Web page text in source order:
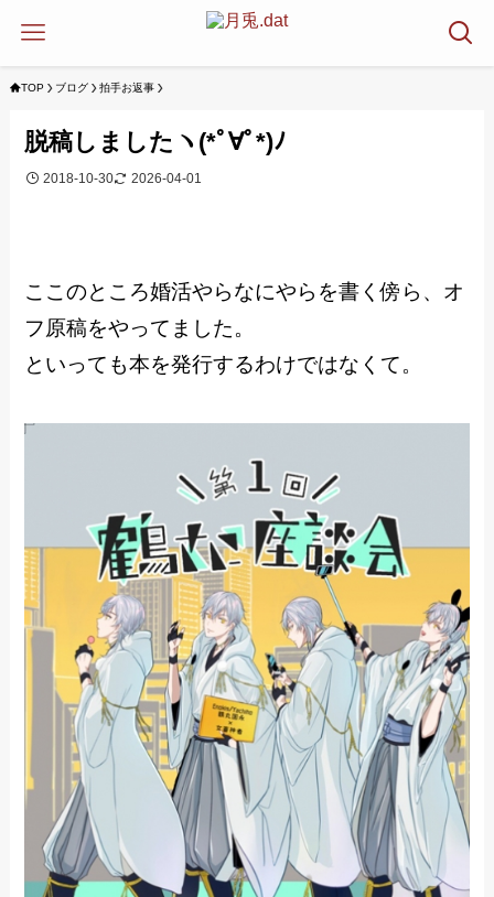
TOP ブログ 拍手お返事
脱稿しましたヽ(*ﾟ∀ﾟ*)ﾉ
2018-10-30 2026-04-01
ここのところ婚活やらなにやらを書く傍ら、オ
フ原稿をやってました。
といっても本を発行するわけではなくて。